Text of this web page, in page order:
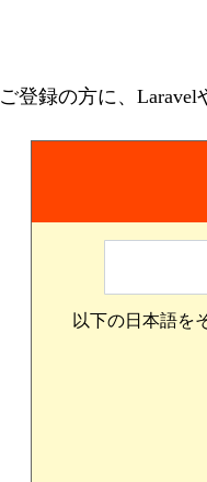
ご登録の方に、
以下の日本語を